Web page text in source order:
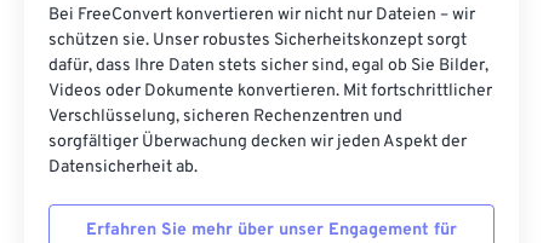
Bei FreeConvert konvertieren wir nicht nur Dateien – wir
schützen sie. Unser robustes Sicherheitskonzept sorgt
dafür, dass Ihre Daten stets sicher sind, egal ob Sie Bilder,
Videos oder Dokumente konvertieren. Mit fortschrittlicher
Verschlüsselung, sicheren Rechenzentren und
sorgfältiger Überwachung decken wir jeden Aspekt der
Datensicherheit ab.
Erfahren Sie mehr über unser Engagement für